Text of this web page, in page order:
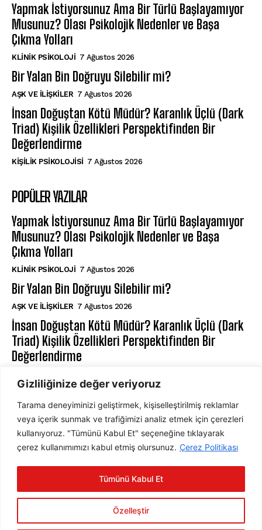
Gizliliğinize değer veriyoruz
Tarama deneyiminizi geliştirmek, kişiselleştirilmiş reklamlar
veya içerik sunmak ve trafiğimizi analiz etmek için çerezleri
kullanıyoruz. "Tümünü Kabul Et" seçeneğine tıklayarak
çerez kullanımımızı kabul etmiş olursunuz. Çerez Politikası
Özelleştir
Tümünü Kabul Et
Yapmak İstiyorsunuz Ama Bir Türlü Başlayamıyor
Musunuz? Olası Psikolojik Nedenler ve Başa
Çıkma Yolları
KLINIK PSIKOLOJI 7 Ağustos 2026
Bir Yalan Bin Doğruyu Silebilir mi?
AŞK VE İLIŞKILER 7 Ağustos 2026
İnsan Doğuştan Kötü Müdür? Karanlık Üçlü (Dark
Triad) Kişilik Özellikleri Perspektifinden Bir
Değerlendirme
KIŞILIK PSIKOLOJISI 7 Ağustos 2026
POPÜLER YAZILAR
Yapmak İstiyorsunuz Ama Bir Türlü Başlayamıyor
Musunuz? Olası Psikolojik Nedenler ve Başa
Çıkma Yolları
KLINIK PSIKOLOJI 7 Ağustos 2026
Bir Yalan Bin Doğruyu Silebilir mi?
AŞK VE İLIŞKILER 7 Ağustos 2026
İnsan Doğuştan Kötü Müdür? Karanlık Üçlü (Dark
Triad) Kişilik Özellikleri Perspektifinden Bir
Değerlendirme
ABONE OL
ABONE OL
okudum, onaylıyorum.